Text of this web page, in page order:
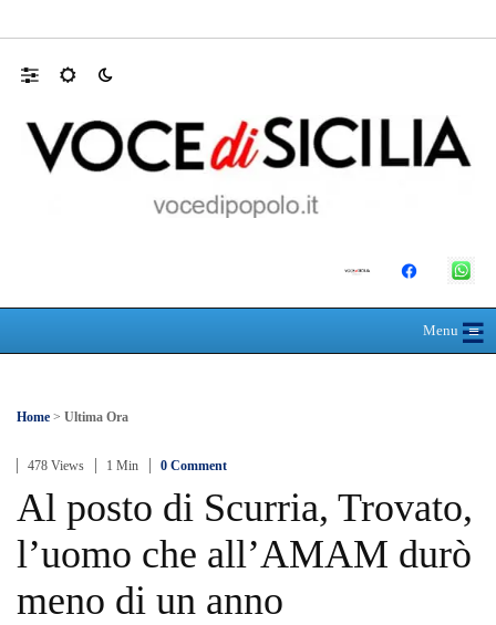
Menu≡
☰
Home > Ultima Ora
478 Views 1 Min 0 Comment
Al posto di Scurria, Trovato,
l’uomo che all’AMAM durò
meno di un anno